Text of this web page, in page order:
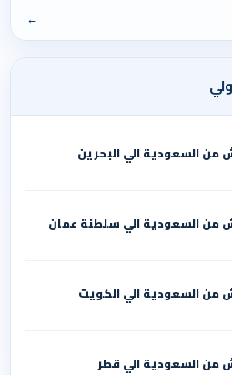
←
السعودية الي البحرين
السعودية الي سلطنة عمان
السعودية الي الكويت
السعودية الي قطر